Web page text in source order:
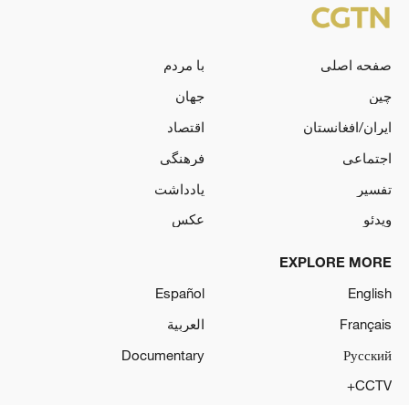
صفحه اصلی
با مردم
چین
جهان
ایران/افغانستان
اقتصاد
اجتماعی
فرهنگی
تفسیر
یادداشت
ویدئو
عکس
EXPLORE MORE
English
Español
Français
العربية
Русский
Documentary
CCTV+